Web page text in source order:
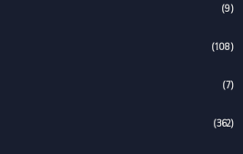
(9)
(108)
(7)
(362)